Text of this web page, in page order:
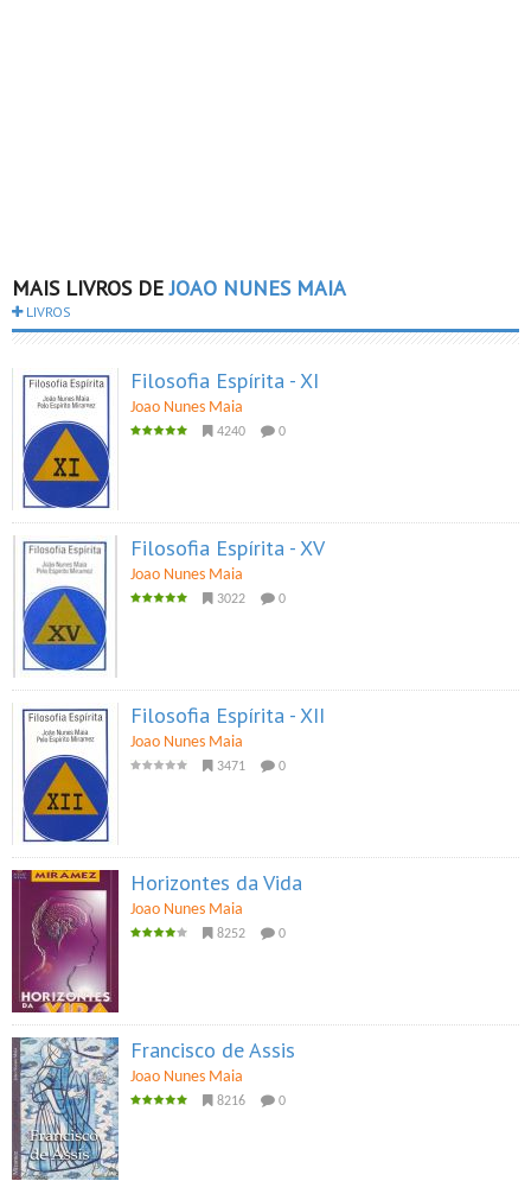
MAIS LIVROS DEJOAO NUNES MAIA
LIVROS
Filosofia Espírita - XI
Joao Nunes Maia
4240 0
Filosofia Espírita - XV
Joao Nunes Maia
3022 0
Filosofia Espírita - XII
Joao Nunes Maia
3471 0
Horizontes da Vida
Joao Nunes Maia
8252 0
Francisco de Assis
Joao Nunes Maia
8216 0